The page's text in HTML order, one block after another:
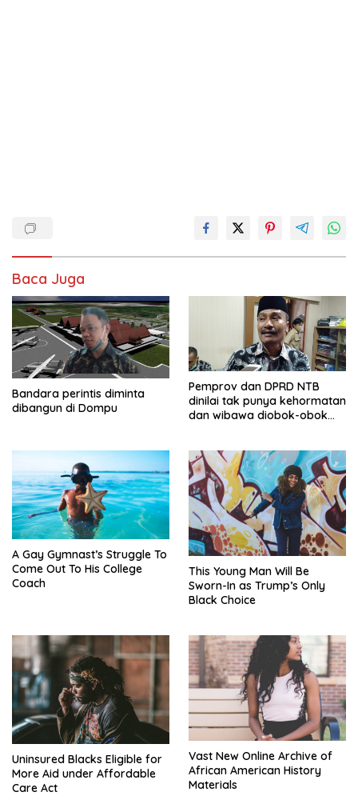
Baca Juga
Bandara perintis diminta
dibangun di Dompu
Pemprov dan DPRD NTB
dinilai tak punya kehormatan
dan wibawa diobok-obok
A Gay Gymnast’s Struggle To
Come Out To His College
Coach
This Young Man Will Be
Sworn-In as Trump’s Only
Black Choice
Uninsured Blacks Eligible for
More Aid under Affordable
Care Act
Vast New Online Archive of
African American History
Materials